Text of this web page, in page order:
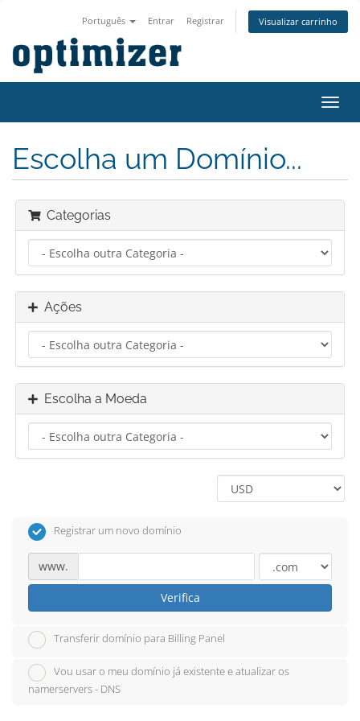
Português Entrar Registrar Visualizar carrinho
Escolha um Domínio...
Categorias
Ações
Escolha a Moeda
Registrar um novo domínio
www.
Verifica
Transferir domínio para Billing Panel
Vou usar o meu domínio já existente e atualizar os
namerservers - DNS